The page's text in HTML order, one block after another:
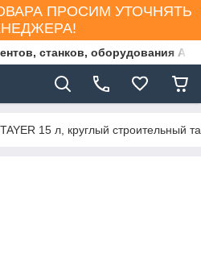
ПРОСИМ УТОЧНЯТЬ
станков, оборудования
15 л, круглый строительный